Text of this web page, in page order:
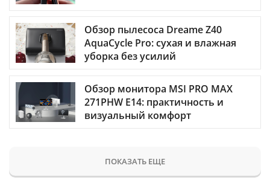
Обзор пылесоса Dreame Z40
AquaCycle Pro: сухая и влажная
уборка без усилий
Обзор монитора MSI PRO MAX
271PHW E14: практичность и
визуальный комфорт
ПОКАЗАТЬ ЕЩЕ